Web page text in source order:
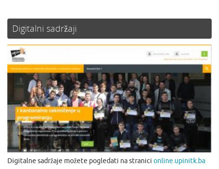
Digitalni sadržaji
Digitalne sadržaje možete pogledati na stranici online.upinitk.ba